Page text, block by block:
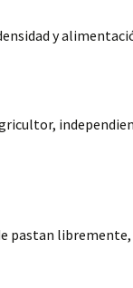
y
pastan